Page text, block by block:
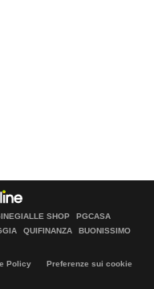
SHOP
PGCASA
QUIFINANZA
BUONISSIMO
Policy
Preferenze sui cookie